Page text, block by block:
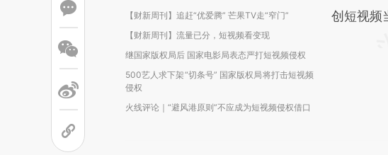
【财新周刊】追赶“优爱腾” 芒果TV走“窄门”
【财新周刊】流量已分，短视频看变现
继国家版权局后 国家电影局表态严打短视频侵权
500艺人求下架“切条号” 国家版权局将打击短视频
侵权
火线评论｜“避风港原则”不应成为短视频侵权借口
创短视频